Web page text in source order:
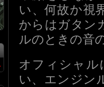
い、何故か視
からはガタン
ルのときの音
オフィシャル
い、エンジン